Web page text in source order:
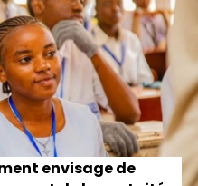
envisage de